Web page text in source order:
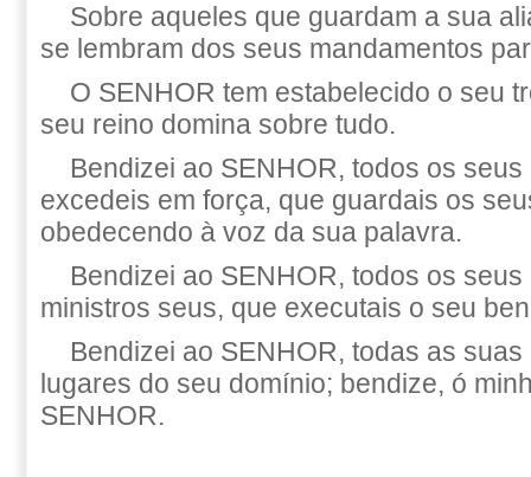
Sobre aqueles que guardam a sua
se lembram dos seus mandamentos
O SENHOR tem estabelecido o seu
seu reino domina sobre tudo.
Bendizei ao SENHOR, todos os
excedeis em força, que guardais os
obedecendo à voz da sua palavra.
Bendizei ao SENHOR, todos os
ministros seus, que executais o seu
Bendizei ao SENHOR, todas as
lugares do seu domínio; bendize, ó
SENHOR.